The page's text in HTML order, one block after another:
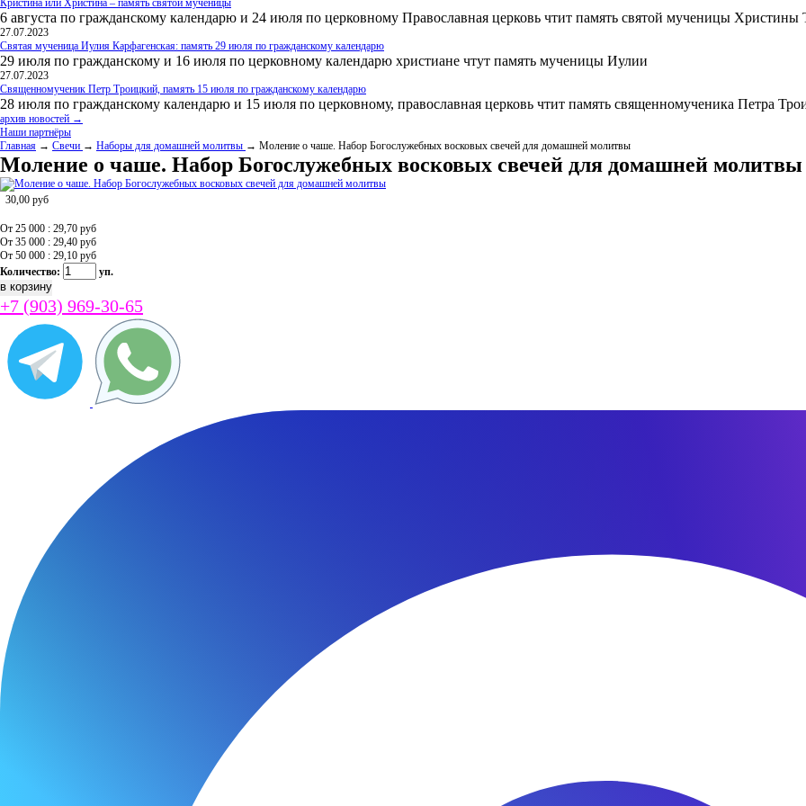
Кристина или Христина – память святой мученицы
6 августа по гражданскому календарю и 24 июля по церковному Православная церковь чтит память святой мученицы Христины
27.07.2023
Святая мученица Иулия Карфагенская: память 29 июля по гражданскому календарю
29 июля по гражданскому и 16 июля по церковному календарю христиане чтут память мученицы Иулии
27.07.2023
Священномученик Петр Троицкий, память 15 июля по гражданскому календарю
28 июля по гражданскому календарю и 15 июля по церковному, православная церковь чтит память священномученика Петра
архив новостей →
Наши партнёры
Главная → Свечи → Наборы для домашней молитвы → Моление о чаше. Набор Богослужебных восковых свечей для домашней молитвы
Моление о чаше. Набор Богослужебных восковых свечей для домашней молитвы
30,00 руб
От 25 000 : 29,70 руб
От 35 000 : 29,40 руб
От 50 000 : 29,10 руб
Количество:
уп.
+7 (903) 969-30-65